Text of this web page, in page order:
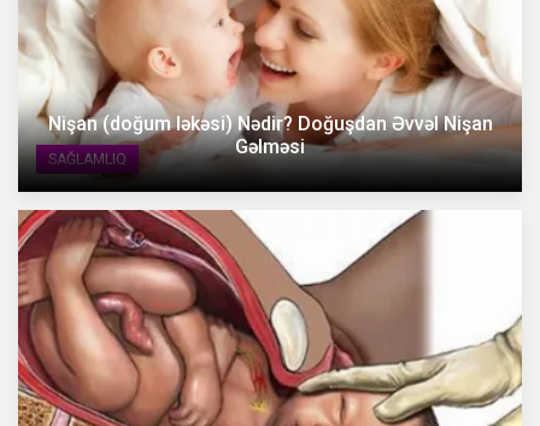
SAĞLAMLIQ
Nişan (doğum ləkəsi) Nədir? Doğuşdan Əvvəl Nişan
Gəlməsi